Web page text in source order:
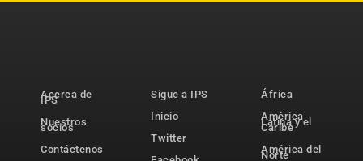
Acerca de
IPS
Nuestros
socios
Contáctenos
Sigue a IPS
Inicio
Twitter
África
América
Latina y el
Caribe
América del
Norte